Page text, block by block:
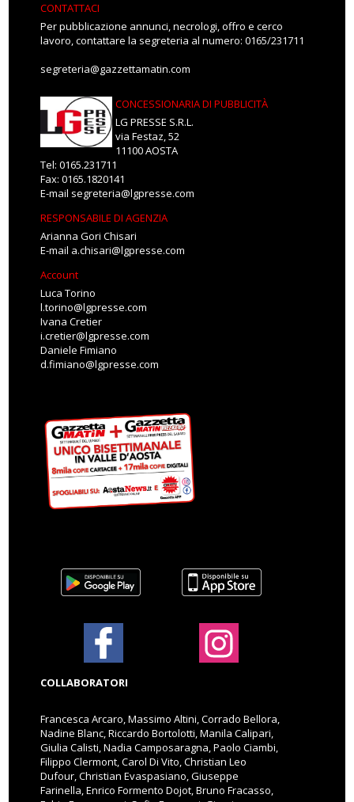
CONTATTACI
Per pubblicazione annunci, necrologi, offro e cerco
lavoro, contattare la segreteria al numero: 0165/231711
segreteria@gazzettamatin.com
CONCESSIONARIA DI PUBBLICITÀ
LG PRESSE S.R.L.
via Festaz, 52
11100 AOSTA
Tel: 0165.231711
Fax: 0165.1820141
E-mail segreteria@lgpresse.com
RESPONSABILE DI AGENZIA
Arianna Gori Chisari
E-mail a.chisari@lgpresse.com
Account
Luca Torino
l.torino@lgpresse.com
Ivana Cretier
i.cretier@lgpresse.com
Daniele Fimiano
d.fimiano@lgpresse.com
COLLABORATORI
Francesca Arcaro, Massimo Altini, Corrado Bellora,
Nadine Blanc, Riccardo Bortolotti, Manila Calipari,
Giulia Calisti, Nadia Camposaragna, Paolo Ciambi,
Filippo Clermont, Carol Di Vito, Christian Leo
Dufour, Christian Evaspasiano, Giuseppe
Farinella, Enrico Formento Dojot, Bruno Fracasso,